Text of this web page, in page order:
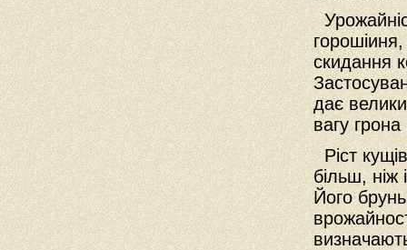
скидання
дає
вагу
Ріст
більш, ніж
Його